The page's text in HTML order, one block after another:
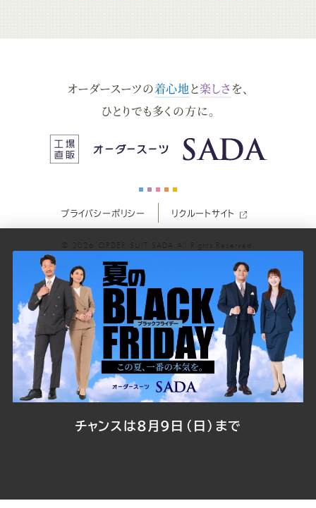
ー
ス
ツ
SADA
の
公
式
Youtube
ー
ス
ー
ツ
SADA
の
公
式
Facebook
ー
ス
ー
ツ
SADA
の
公
式
Twitter
ー
ス
ツ
SADA
の
公
式
ス
ツ
SADA
の
公
式
オーダースーツの着心地と楽しさ を、
ひとりでも多くの方に。
プライバシーポリシー リクルートサイト
© 2026 ORDER SUIT SADA All Rights Reserved.
チャンスは8月9日（日）まで